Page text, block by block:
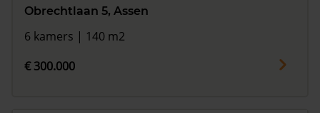
Obrechtlaan 5, Assen
6 kamers | 140 m2
€ 300.000